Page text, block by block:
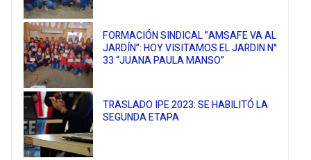
FORMACIÓN SINDICAL ”AMSAFE VA AL
JARDÍN”: HOY VISITAMOS EL JARDIN N°
33 “JUANA PAULA MANSO”
TRASLADO IPE 2023: SE HABILITÓ LA
SEGUNDA ETAPA